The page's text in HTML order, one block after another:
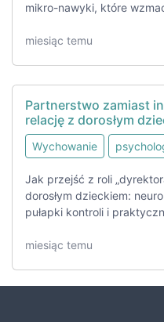
mikro-nawyki, które
miesiąc temu
Partnerstwo zamiast
relację z dorosłym
Wychowanie
Jak przejść z roli
dorosłym dzieckiem:
pułapki kontroli i
miesiąc temu